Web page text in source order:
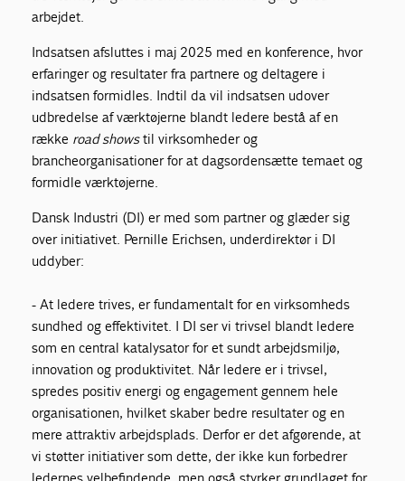
arbejdet.
Indsatsen afsluttes i maj 2025 med en konference, hvor
erfaringer og resultater fra partnere og deltagere i
indsatsen formidles. Indtil da vil indsatsen udover
udbredelse af værktøjerne blandt ledere bestå af en
række road showstil virksomheder og
brancheorganisationer for at dagsordensætte temaet og
formidle værktøjerne.
Dansk Industri (DI) er med som partner og glæder sig
over initiativet. Pernille Erichsen, underdirektør i DI
uddyber:
- At ledere trives, er fundamentalt for en virksomheds
sundhed og effektivitet. I DI ser vi trivsel blandt ledere
som en central katalysator for et sundt arbejdsmiljø,
innovation og produktivitet. Når ledere er i trivsel,
spredes positiv energi og engagement gennem hele
organisationen, hvilket skaber bedre resultater og en
mere attraktiv arbejdsplads. Derfor er det afgørende, at
vi støtter initiativer som dette, der ikke kun forbedrer
ledernes velbefindende, men også styrker grundlaget for